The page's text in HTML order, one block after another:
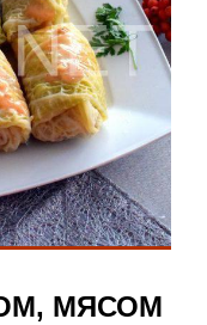
МЯСОМ